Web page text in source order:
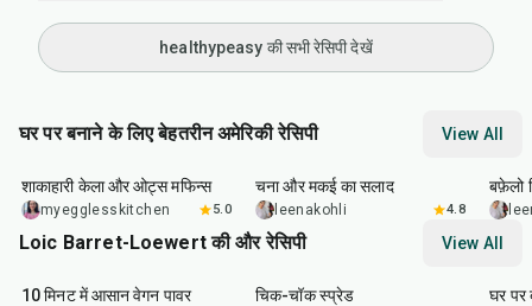
healthypeasy की सभी रेसिपी देखें
घर पर बनाने के लिए बेहतरीन अमेरिकी रेसिपी View All
min
शाकाहारी केला और ओट्स मफिन्स
myegglesskitchen 5.0
40 min
चना और मकई का सलाद
leenakohli 4.8
बफ़ेलो
Loic Barret-Loewert की और रेसिपी View All
10 मिनट में आसान वेगन पावर
10
चिक-चॉक स्प्रेड घर पर